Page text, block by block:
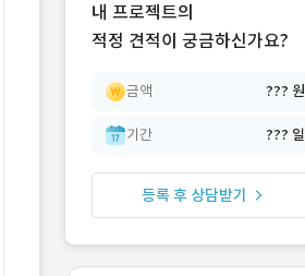
내 프로젝트의
적정 견적이 궁금하신가요?
금액 ??? 원
기간 ??? 일
등록 후 상담받기